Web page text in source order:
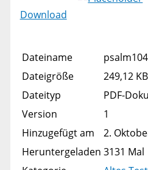
Download
Dateiname
Dateigröße
249,12 KB
Dateityp
PDF-
Version
1
Hinzugefügt am
2.
Heruntergeladen 3131 Mal